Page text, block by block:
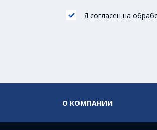
Я согласен на
О КОМПАНИИ